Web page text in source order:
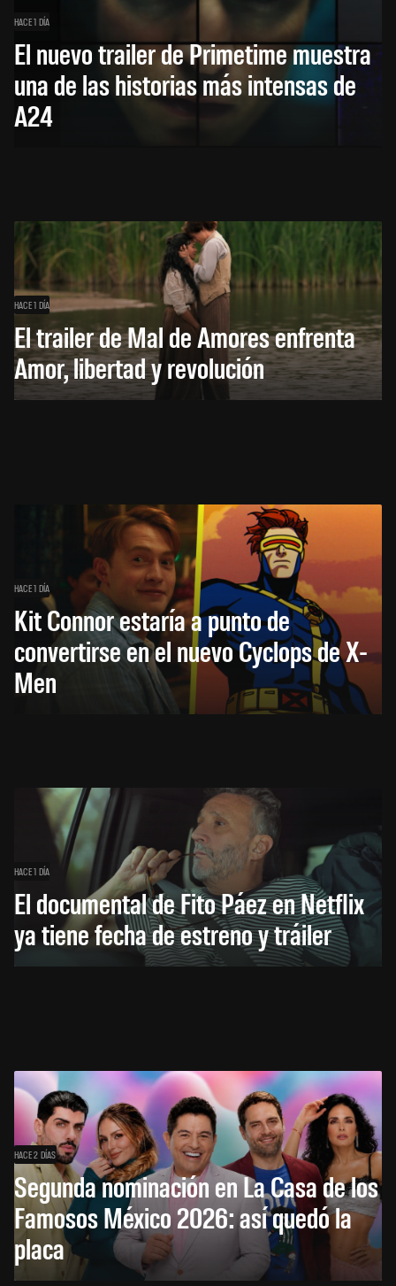
HACE 1 DÍA
El nuevo trailer de Primetime muestra
una de las historias más intensas de
A24
HACE 1 DÍA
El trailer de Mal de Amores enfrenta
Amor, libertad y revolución
HACE 1 DÍA
Kit Connor estaría a punto de
convertirse en el nuevo Cyclops de X-
Men
HACE 1 DÍA
El documental de Fito Páez en Netflix
ya tiene fecha de estreno y tráiler
HACE 2 DÍAS
Segunda nominación en La Casa de los
Famosos México 2026: así quedó la
placa